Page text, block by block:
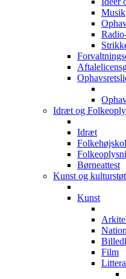
Musik
Idræt og
Idræt
Børneattest
Kunst og
Kunst
Film